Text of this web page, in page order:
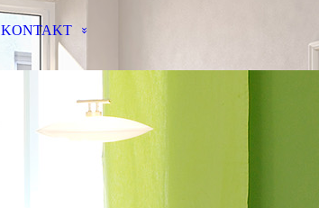
KONTAKT